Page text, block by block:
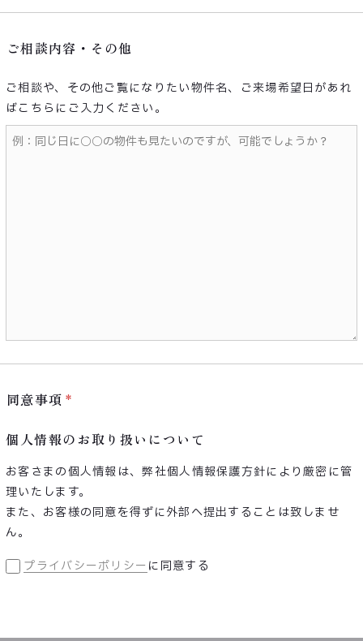
ご相談内容・その他
ご相談や、その他ご覧になりたい物件名、ご来場希望日があれ
ばこちらにご入力ください。
同意事項
個人情報のお取り扱いについて
お客さまの個人情報は、弊社個人情報保護方針により厳密に管
理いたします。
また、お客様の同意を得ずに外部へ提出することは致しませ
ん。
プライバシーポリシー に同意する